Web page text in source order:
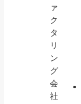
ァ
ク
タ
リ
ン
グ
会
社